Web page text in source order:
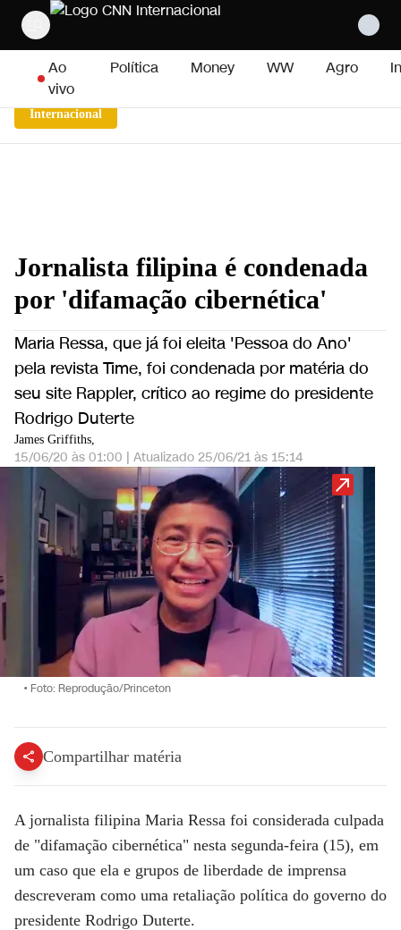
Pular para o conteúdo
Ao
vivo
Política Money WW Agro
Internacional
Jornalista filipina é condenada
por 'difamação cibernética'
Maria Ressa, que já foi eleita 'Pessoa do Ano'
pela revista Time, foi condenada por matéria do
seu site Rappler, crítico ao regime do presidente
Rodrigo Duterte
James Griffiths,
15/06/20 às 01:00 | Atualizado 25/06/21 às 15:14
• Foto: Reprodução/Princeton
Compartilhar matéria
A jornalista filipina Maria Ressa foi considerada culpada
de "difamação cibernética" nesta segunda-feira (15), em
um caso que ela e grupos de liberdade de imprensa
descreveram como uma retaliação política do governo do
presidente Rodrigo Duterte.